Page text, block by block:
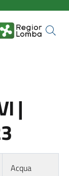
|
Acqua